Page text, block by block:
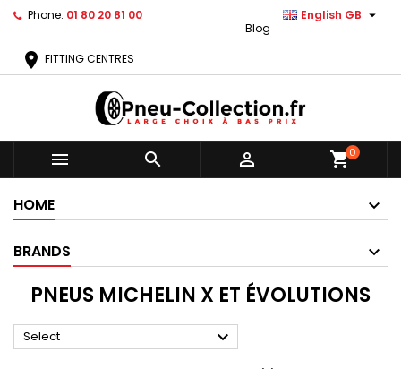
Phone: 01 80 20 81 00 English GB 
Blog
location_on FITTING CENTRES
   shopping_cart0
HOME
BRANDS
PNEUS MICHELIN X ET ÉVOLUTIONS
Select 